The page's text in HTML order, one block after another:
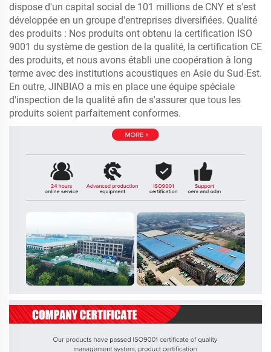
dispose d'un capital social de 101 millions de CNY et s'est
développée en un groupe d'entreprises diversifiées. Qualité
des produits : Nos produits ont obtenu la certification ISO
9001 du système de gestion de la qualité, la certification CE
des produits, et nous avons établi une coopération à long
terme avec des institutions acoustiques en Asie du Sud-Est.
En outre, JINBIAO a mis en place une équipe spéciale
d'inspection de la qualité afin de s'assurer que tous les
produits soient parfaitement conformes.